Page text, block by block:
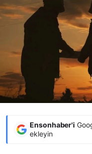
Ensonhaber'i
ekleyin